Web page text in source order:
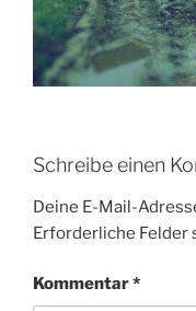
Schreibe einen
Deine E-Mail-
Erforderliche Felder
Kommentar*